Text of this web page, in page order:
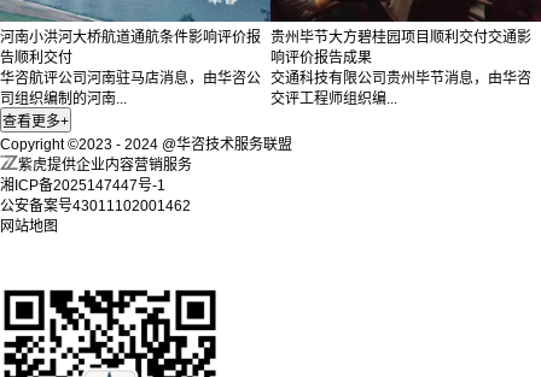
河南小洪河大桥航道通航条件影响评价报
告顺利交付
华咨航评公司河南驻马店消息，由华咨公
司组织编制的河南...
贵州毕节大方碧桂园项目顺利交付交通影
响评价报告成果
交通科技有限公司贵州毕节消息，由华咨
交评工程师组织编...
Copyright ©2023 - 2024 @华咨技术服务联盟
紫虎提供企业内容营销服务
湘ICP备2025147447号-1
公安备案号43011102001462
网站地图